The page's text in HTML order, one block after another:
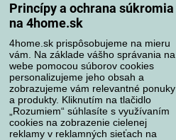
Princípy a ochrana súkromia
na 4home.sk
4home.sk prispôsobujeme na mieru
vám. Na základe vášho správania na
webe pomocou súborov cookies
personalizujeme jeho obsah a
zobrazujeme vám relevantné ponuky
a produkty. Kliknutím na tlačidlo
„Rozumiem“ súhlasíte s využívaním
cookies na zobrazenie cielenej
reklamy v reklamných sieťach na
Spôsoby platby
Spoľahlivý obchod